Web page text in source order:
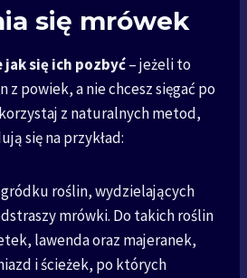
się mrówek
się ich pozbyć– jeżeli to
z powiek, a nie chcesz sięgać po
z naturalnych metod,
się na przykład:
roślin, wydzielających
mrówki. Do takich roślin
lawenda oraz majeranek,
i ścieżek, po których